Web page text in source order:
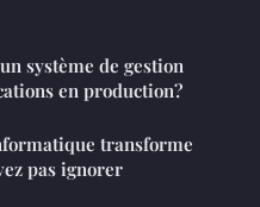
système de gestion
en production?
transforme
pas ignorer